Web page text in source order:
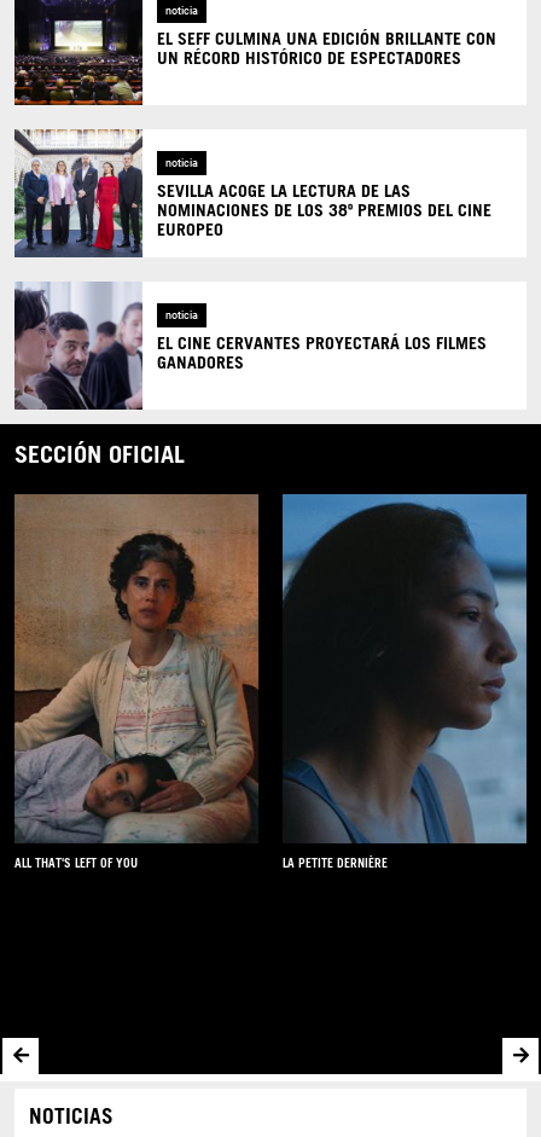
noticia
EL SEFF CULMINA UNA EDICIÓN BRILLANTE CON
UN RÉCORD HISTÓRICO DE ESPECTADORES
noticia
SEVILLA ACOGE LA LECTURA DE LAS
NOMINACIONES DE LOS 38º PREMIOS DEL CINE
EUROPEO
noticia
EL CINE CERVANTES PROYECTARÁ LOS FILMES
GANADORES
SECCIÓN OFICIAL
EL ACCIDENTE DE PIANO A YEAR OF SCHOOL
NOTICIAS